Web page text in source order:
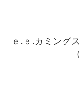
ｅ.ｅ.カミング